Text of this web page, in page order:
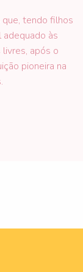
tendo filhos
às
após o
pioneira na